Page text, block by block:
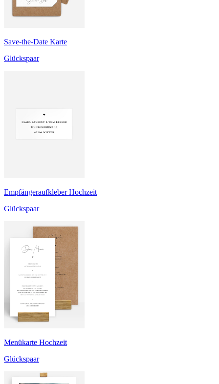
Save-the-Date Karte
Glückspaar
Empfängeraufkleber Hochzeit
Glückspaar
Menükarte Hochzeit
Glückspaar